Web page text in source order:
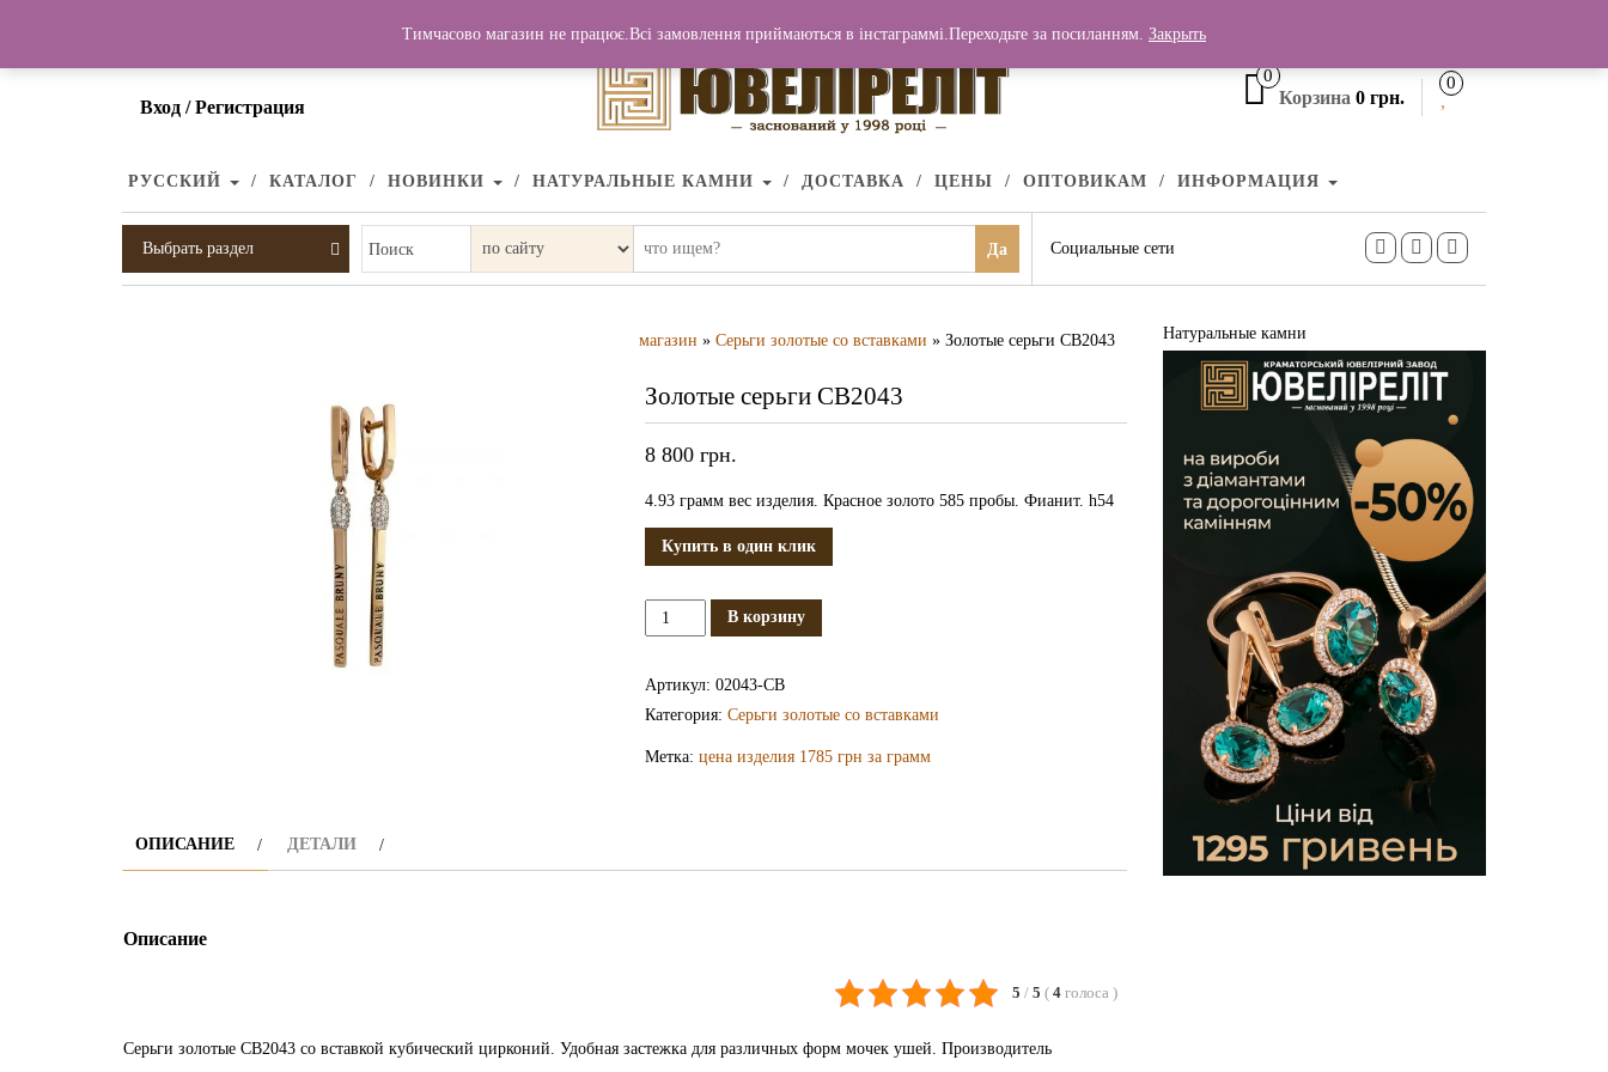
Вход / Регистрация
0
Корзина 0 грн.
0
РУССКИЙ КАТАЛОГ НОВИНКИ НАТУРАЛЬНЫЕ КАМНИ ДОСТАВКА ЦЕНЫ ОПТОВИКАМ ИНФОРМАЦИЯ
Выбрать раздел Поиск Да Социальные сети
магазин » Серьги золотые со вставками » Золотые серьги СВ2043
Золотые серьги СВ2043
8 800 грн.
4.93 грамм вес изделия. Красное золото 585 пробы. Фианит. h54
Купить в один клик
Количество
Золотые
В корзину
Артикул: 02043-СВ
Категория: Серьги золотые со вставками
Метка: цена изделия 1785 грн за грамм
ОПИСАНИЕ ДЕТАЛИ
Описание
5 / 5 ( 4 голоса )
Серьги золотые СВ2043 со вставкой кубический цирконий. Удобная застежка для различных форм мочек ушей. Производитель
Натуральные камни
Тимчасово магазин не працює.Всі замовлення приймаються в інстаграммі.Переходьте за посиланням. Закрыть